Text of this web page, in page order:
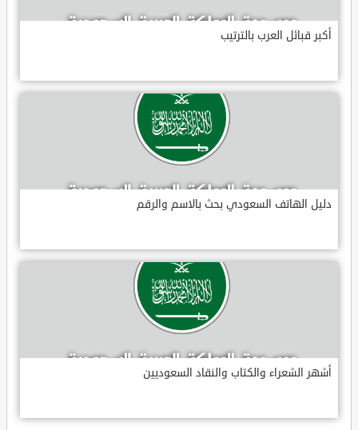
أكبر قبائل العرب بالترتيب
دليل الهاتف السعودي بحث بالاسم والرقم
أشهر الشعراء والكتاب والنقاد السعوديين